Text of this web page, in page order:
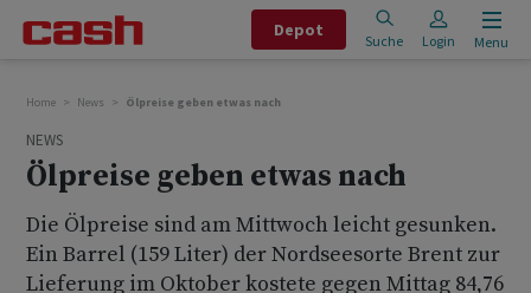
Depot
Suche Login Menu
Home News Ölpreise geben etwas nach
NEWS
Ölpreise geben etwas nach
Die Ölpreise sind am Mittwoch leicht gesunken.
Ein Barrel (159 Liter) der Nordseesorte Brent zur
Lieferung im Oktober kostete gegen Mittag 84,76